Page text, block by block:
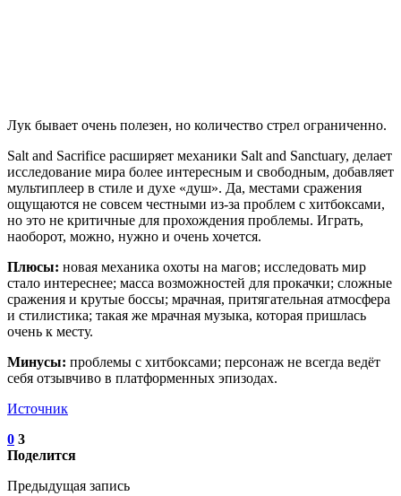
Лук бывает очень полезен, но количество стрел ограниченно.
Salt and Sacrifice расширяет механики Salt and Sanctuary, делает
исследование мира более интересным и свободным, добавляет
мультиплеер в стиле и духе «душ». Да, местами сражения
ощущаются не совсем честными из-за проблем с хитбоксами,
но это не критичные для прохождения проблемы. Играть,
наоборот, можно, нужно и очень хочется.
Плюсы: новая механика охоты на магов; исследовать мир
стало интереснее; масса возможностей для прокачки; сложные
сражения и крутые боссы; мрачная, притягательная атмосфера
и стилистика; такая же мрачная музыка, которая пришлась
очень к месту.
Минусы: проблемы с хитбоксами; персонаж не всегда ведёт
себя отзывчиво в платформенных эпизодах.
Источник
0 3
Поделится
Предыдущая запись